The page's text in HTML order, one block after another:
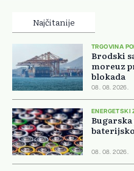
Najčitanije
TRGOVINA
Brodski
moreuz
blokada
08. 08. 2026.
ENERGETSKI
08. 08. 2026.